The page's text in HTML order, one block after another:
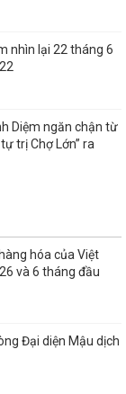
nhìn lại 22 tháng 6
Diệm ngăn chận từ
trị Chợ Lớn” ra
hóa của Việt
và 6 tháng đầu
Đại diện Mậu dịch